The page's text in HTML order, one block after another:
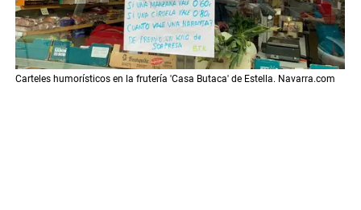
Carteles humorísticos en la frutería 'Casa Butaca' de Estella. Navarra.com